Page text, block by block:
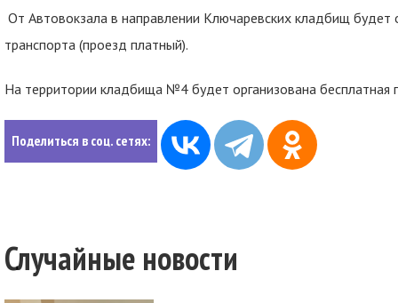
От Автовокзала в направлении Ключаревских кладбищ
транспорта (проезд платный).
На территории кладбища №4 будет организована бесплатная
Поделиться в соц. сетях:
Случайные новости